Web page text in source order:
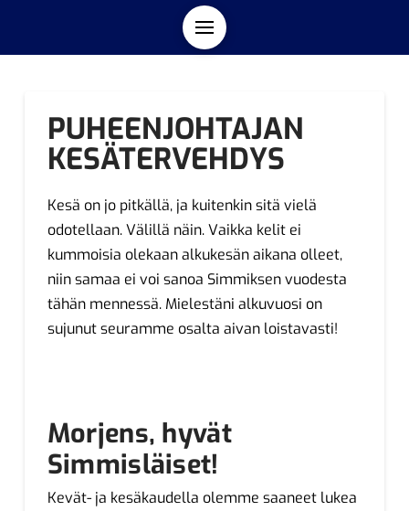
PUHEENJOHTAJAN
KESÄTERVEHDYS
Kesä on jo pitkällä, ja kuitenkin sitä vielä
odotellaan. Välillä näin. Vaikka kelit ei
kummoisia olekaan alkukesän aikana olleet,
niin samaa ei voi sanoa Simmiksen vuodesta
tähän mennessä. Mielestäni alkuvuosi on
sujunut seuramme osalta aivan loistavasti!
Morjens, hyvät
Simmisläiset!
Kevät- ja kesäkaudella olemme saaneet lukea